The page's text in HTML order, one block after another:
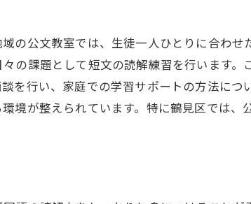
読解力を高めるための公文式活用法
公文式学習で得られる集中力の育成方法
公文式を通じて学ぶ達成感とモチベーショ
公文式の教材選びとカスタマイズのポイン
力を育むために鶴見区で親ができるサポー
の公文教室では、生徒一人ひとりに合わ
の課題として短文の読解練習を行います
を行い、家庭での学習サポートの方法に
境が整えられています。特に鶴見区では